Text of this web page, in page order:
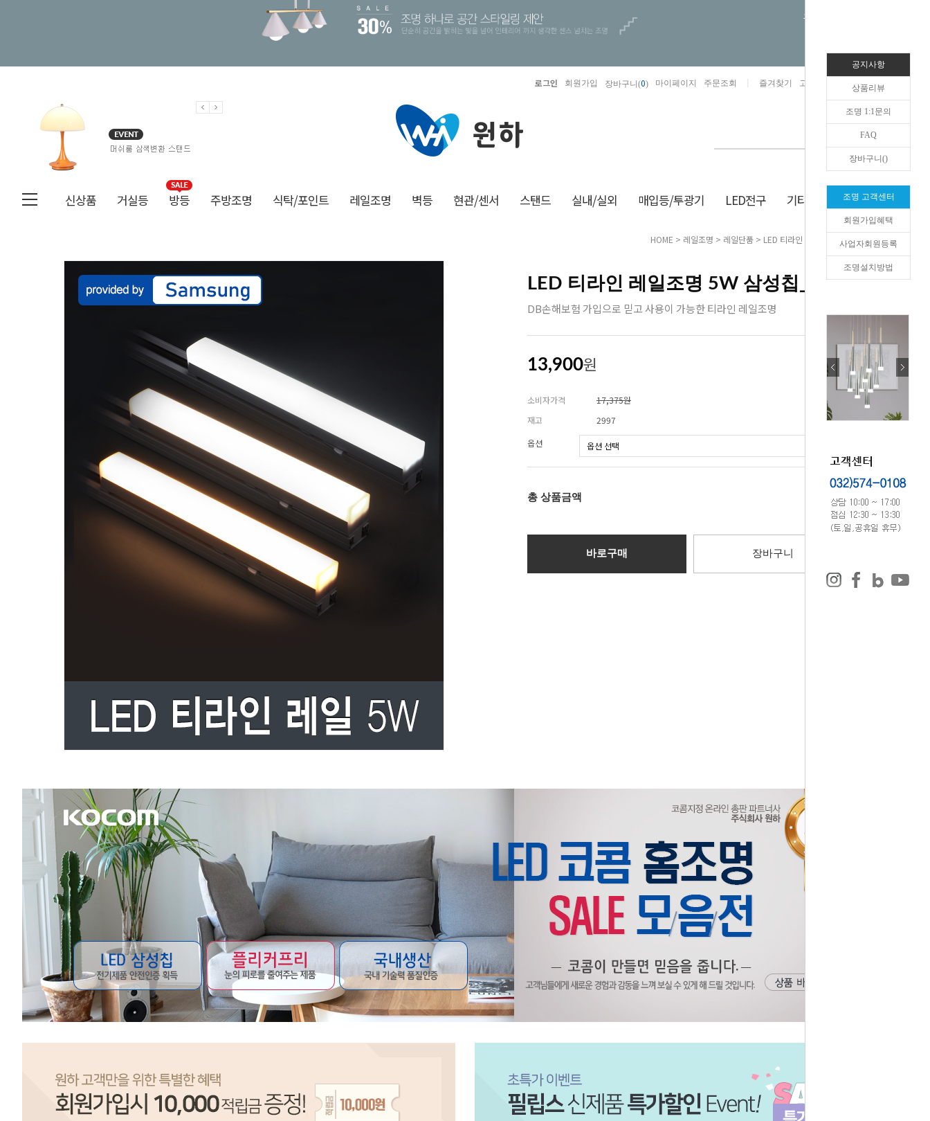
오늘하루 열지않음
로그인 회원가입 장바구니(0) 마이페이지 주문조회 즐겨찾기 고객센터 카카오톡채널/상담
신상품 거실등 방등 주방조명 식탁/포인트 레일조명 벽등 현관/센서 스탠드 실내/실외 매입등/투광기 LED전구 기타/잡화 생활/건강
HOME > 레일조명 > 레일단품 > LED 티라인 레일조명 5W 삼성칩_3colors
LED 티라인 레일조명 5W 삼성칩_3colors
DB손해보험 가입으로 믿고 사용이 가능한 티라인 레일조명
13,900원
소비자가격
17,375원
재고
2997
옵션
총 상품금액 0 원
바로구매 장바구니
공지사항
상품리뷰
조명 1:1문의
FAQ
장바구니()
조명 고객센터
회원가입혜택
사업자회원등록
조명설치방법